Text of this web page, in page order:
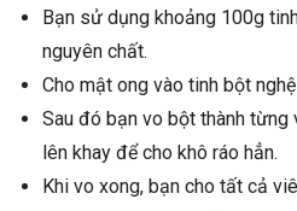
Bạn sử dụng khoảng 100g
nguyên chất.
Cho mật ong vào tinh bột
Sau đó bạn vo bột thành từng
lên khay để cho khô ráo hẳn.
Khi vo xong, bạn cho tất cả